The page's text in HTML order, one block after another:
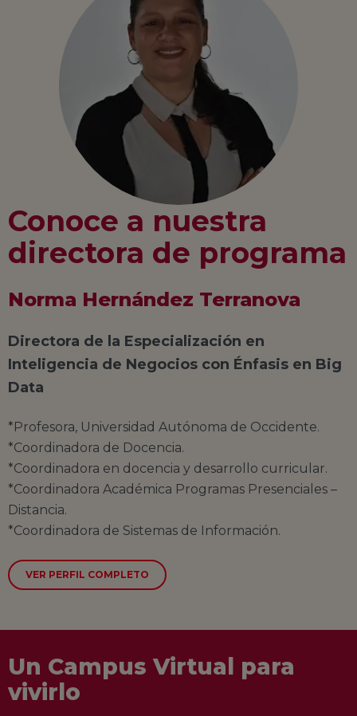
Conoce a nuestra
directora de programa
Norma Hernández Terranova
Directora de la Especialización en
Inteligencia de Negocios con Énfasis en Big
Data
*Profesora, Universidad Autónoma de Occidente.
*Coordinadora de Docencia.
*Coordinadora en docencia y desarrollo curricular.
*Coordinadora Académica Programas Presenciales –
Distancia.
*Coordinadora de Sistemas de Información.
VER PERFIL COMPLETO
Un Campus Virtual para
vivirlo